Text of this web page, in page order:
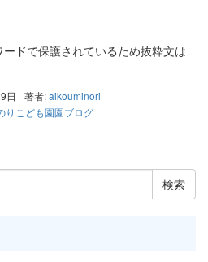
ードで保護されているため抜粋文は
日 著者:aikouminori
りこども園園ブログ